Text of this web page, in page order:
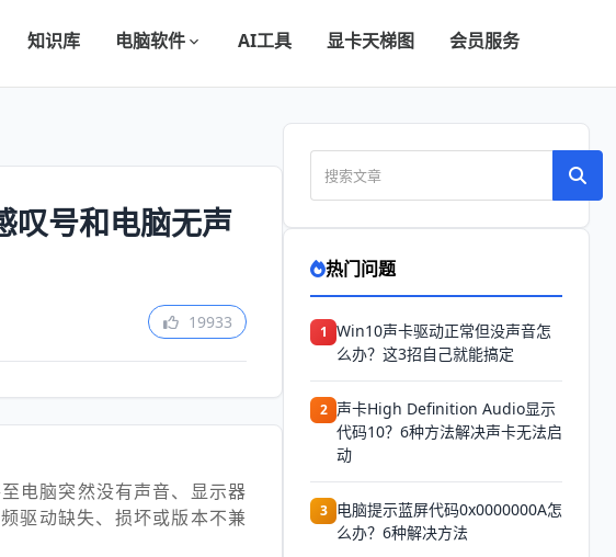
知识库 电脑软件 AI工具 显卡天梯图 会员服务
号和电脑无声
19933
电脑突然没有声音、显示器
驱动缺失、损坏或版本不兼
热门问题
1 Win10声卡驱动正常但没声音怎
么办？这3招自己就能搞定
2 声卡High Definition Audio显示
代码10？6种方法解决声卡无法启
动
3 电脑提示蓝屏代码0x0000000A怎
么办？6种解决方法